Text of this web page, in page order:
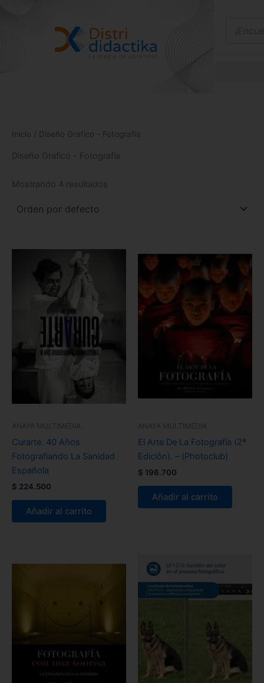
Inicio / Diseño Grafico - Fotografía
Diseño Grafico - Fotografía
Mostrando 4 resultados
ANAYA MULTIMEDIA
Curarte. 40 Años
Fotografiando La Sanidad
Española
$ 224.500
Añadir al carrito
ANAYA MULTIMEDIA
El Arte De La Fotografía (2ª
Edición). – (Photoclub)
$ 196.700
Añadir al carrito